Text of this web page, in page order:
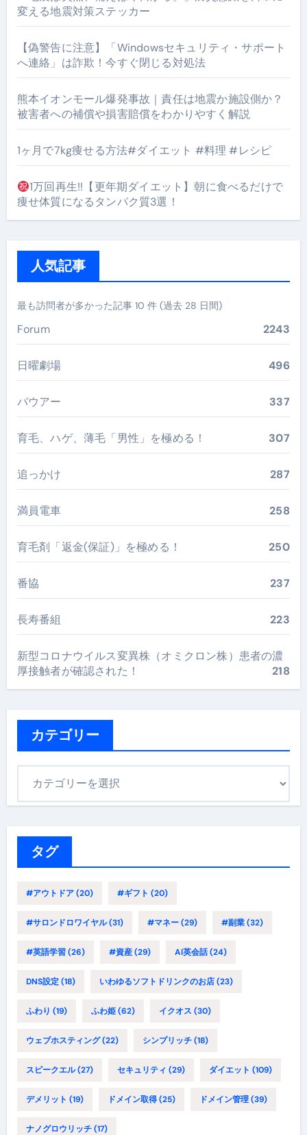
変える地震対策ステッカー
【偽警告に注意】「Windowsセキュリティ・サポート
へ連絡」は詐欺！今すぐ閉じる対処法
熊本イオンモール爆発事故｜責任は地震か施設側か？
被害者への補償や損害賠償をわかりやすく解説
1ヶ月で7kg痩せる方法#ダイエット #料理 #レシピ
1万回再生!!【更年期ダイエット】朝に食べるだけで
痩せ体質になるタンパク質3選！
人気記事
最も訪問者が多かった記事 10 件 (過去 28 日間)
Forum 2243
日曜劇場 496
バウアー 337
育毛、ハゲ、薄毛「男性」を極める！ 307
追っかけ 287
満員電車 258
育毛剤「返金(保証)」を極める！ 250
番協 237
長寿番組 223
新型コロナウイルス変異株（オミクロン株）患者の濃
厚接触者が確認された！
218
カテゴリー
タグ
#アウトドア(20) #ギフト (20)
#サロンドロワイヤル(31) #マネー(29) #副業(32)
#英語学習(26) #資産(29) AI英会話(24)
DNS設定(18) いわゆるソフトドリンクのお店(23)
ふわり (19) ふわ姫(62) イクオス (30)
ウェブホスティング(22) シンプリッチ(18)
スピークエル(27) セキュリティ (29) ダイエット (109)
デメリット (19) ドメイン取得(25) ドメイン管理(39)
ナノグロウリッチ(17)